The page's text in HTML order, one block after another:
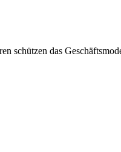
schützen das